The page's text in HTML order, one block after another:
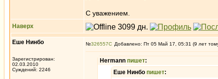
С уважением.
Наверх
Еше Нинбо
Зарегистрирован:
02.03.2010
Суждений: 2246
№326557 Добавлено: Пт 05 Май 17, 05:31 (9 лет
Hermann пишет:
Еше Нинбо пишет: